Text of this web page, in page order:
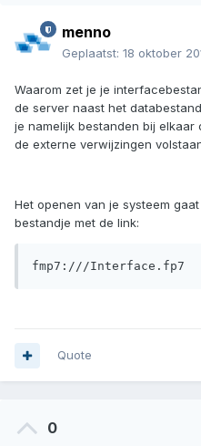
menno
Geplaatst: 18 oktober
Waarom zet je je
de server naast het
je namelijk bestanden bij
de externe verwijzingen
Het openen van je systeem
bestandje met de link:
fmp7:///Interface.fp7
Quote
0